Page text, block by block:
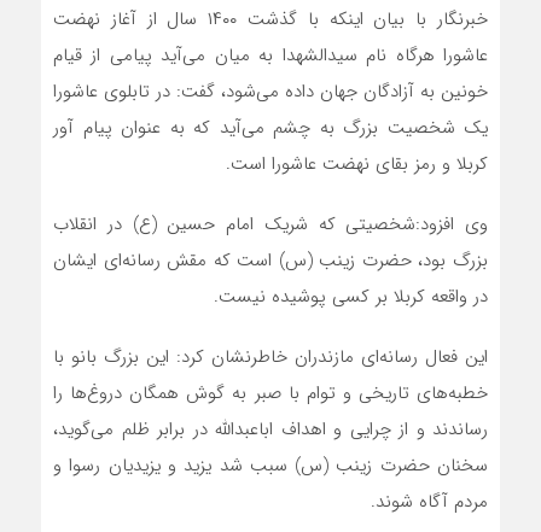
خبرنگار با بیان اینکه با گذشت ۱۴۰۰ سال از آغاز نهضت
عاشورا هرگاه نام سیدالشهدا به میان می‌آید پیامی از قیام
خونین به آزادگان جهان داده می‌شود، گفت: در تابلوی عاشورا
یک شخصیت بزرگ به چشم می‌آید که به عنوان پیام آور
کربلا و رمز بقای نهضت عاشورا است.
وی افزود:شخصیتی که شریک امام حسین (ع) در انقلاب
بزرگ بود، حضرت زینب (س) است که مقش رسانه‌ای ایشان
در واقعه کربلا بر کسی پوشیده نیست.
این فعال رسانه‌‌ای مازندران خاطرنشان کرد: این بزرگ بانو با
خطبه‌های تاریخی و توام با صبر به گوش همگان دروغ‌ها را
رساندند و از چرایی و اهداف اباعبدالله در برابر ظلم می‌گوید،
سخنان حضرت زینب (س) سبب شد یزید و یزیدیان رسوا و
مردم آگاه شوند.